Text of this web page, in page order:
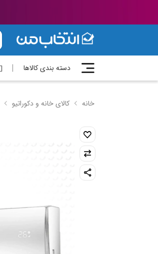
دسته بندی کالاها
خانه کالای خانه و دکوراتیو